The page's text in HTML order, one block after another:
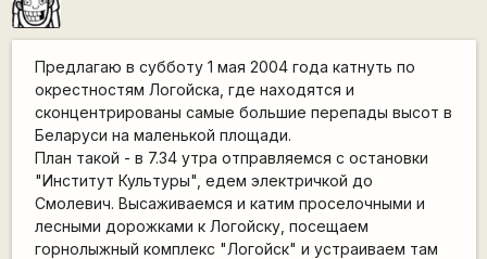
Предлагаю в субботу 1 мая 2004 года катнуть по
окрестностям Логойска, где находятся и
сконцентрированы самые большие перепады высот в
Беларуси на маленькой площади.
План такой - в 7.34 утра отправляемся с остановки
"Институт Культуры", едем электричкой до
Смолевич. Высаживаемся и катим проселочными и
лесными дорожками к Логойску, посещаем
горнолыжный комплекс "Логойск" и устраиваем там